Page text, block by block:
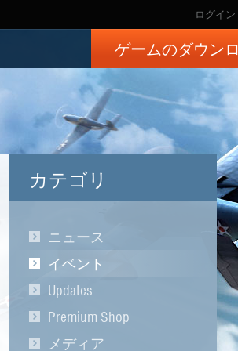
ログイン
ゲームのダウン
カテゴリ
ニュース
イベント
Updates
Premium Shop
メディア